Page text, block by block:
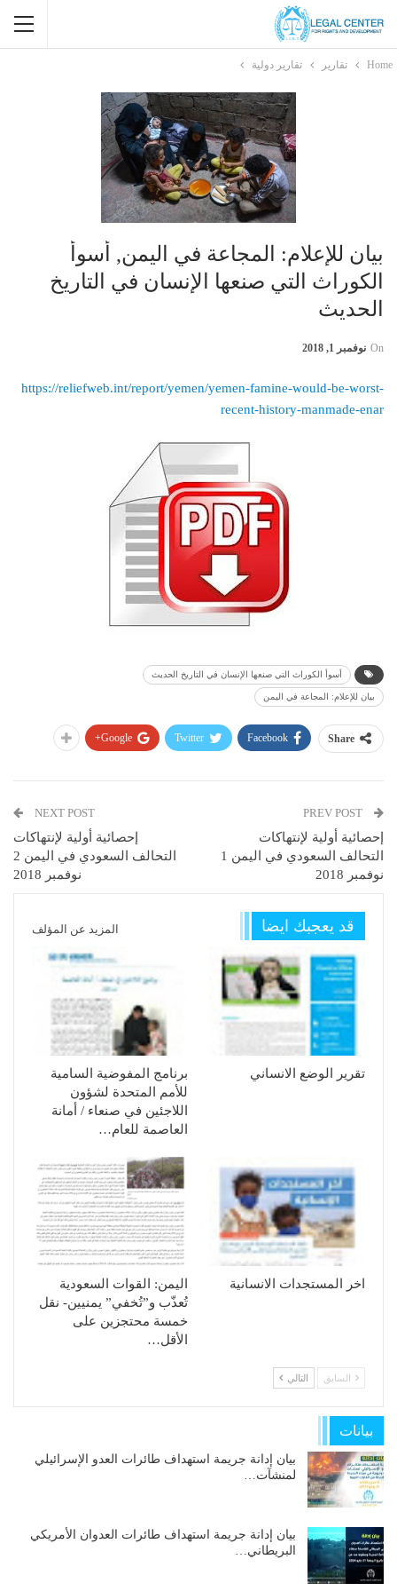
Home تقارير تقارير دولية
بيان للإعلام: المجاعة في اليمن, أسوأ
الكوراث التي صنعها الإنسان في التاريخ
الحديث
On نوفمبر 1, 2018
https://reliefweb.int/report/yemen/yemen-famine-would-be-worst-
recent-history-manmade-enar
أسوأ الكوراث التي صنعها الإنسان في التاريخ الحديث
بيان للإعلام: المجاعة في اليمن
Share
Facebook
Twitter
Google+
إحصائية أولية لإنتهاكات
التحالف السعودي في اليمن 1
نوفمبر 2018
NEXT POST
إحصائية أولية لإنتهاكات
التحالف السعودي في اليمن 2
نوفمبر 2018
قد يعجبك ايضا المزيد عن المؤلف
تقرير الوضع الانساني
برنامج المفوضية السامية
للأمم المتحدة لشؤون
اللاجئين في صنعاء / أمانة
العاصمة للعام…
اخر المستجدات الانسانية
الیمن: القوات السعودیة
تُعذّب و”تُخفي” یمنیین- نقل
خمسة محتجزین على
الأقل…
السابق التالي
بيانات
بيان إدانة جريمة استهداف طائرات العدو الإسرائيلي
لمنشآت…
بيان إدانة جريمة استهداف طائرات العدوان الأمريكي
البريطاني…